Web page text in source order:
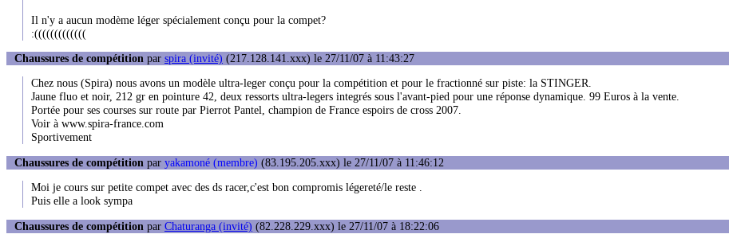
Il n'y a aucun modème léger spécialement conçu pour la compet?
:(((((((((((((
Chaussures de compétition par spira (invité) (217.128.141.xxx) le 27/11/07 à 11:43:27
Chez nous (Spira) nous avons un modèle ultra-leger conçu pour la compétition et pour le fractionné sur piste: la STINGER.
Jaune fluo et noir, 212 gr en pointure 42, deux ressorts ultra-legers integrés sous l'avant-pied pour une réponse dynamique. 99 Euros à la vente.
Portée pour ses courses sur route par Pierrot Pantel, champion de France espoirs de cross 2007.
Voir à www.spira-france.com
Sportivement
Chaussures de compétition par yakamoné (membre) (83.195.205.xxx) le 27/11/07 à 11:46:12
Moi je cours sur petite compet avec des ds racer,c'est bon compromis légereté/le reste .
Puis elle a look sympa
Chaussures de compétition par Chaturanga (invité) (82.228.229.xxx) le 27/11/07 à 18:22:06